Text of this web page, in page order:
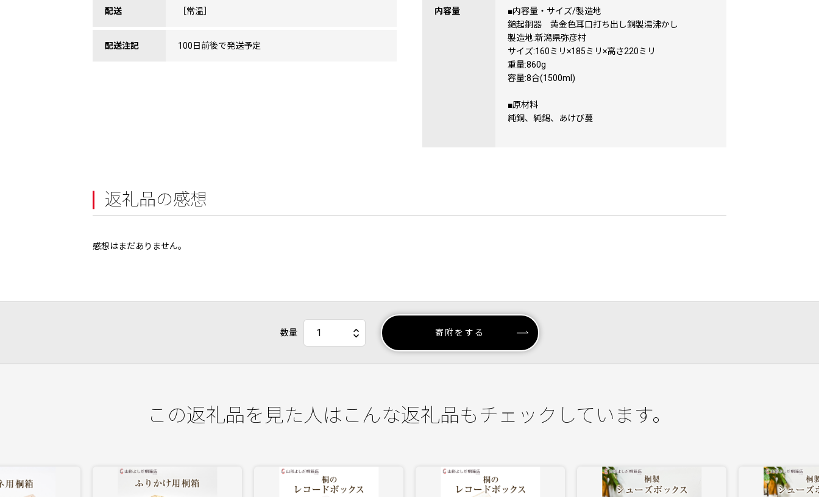
配送 ［常温］
配送注記 100日前後で発送予定
内容量
■内容量・サイズ/製造地
鎚起銅器 黄金色耳口打ち出し銅製湯沸かし
製造地:新潟県弥彦村
サイズ:160ミリ×185ミリ×高さ220ミリ
重量:860g
容量:8合(1500ml)
■原材料
純銅、純錫、あけび蔓
返礼品の感想
感想はまだありません。
数量 寄附をする
この返礼品を見た人はこんな返礼品もチェックしています。